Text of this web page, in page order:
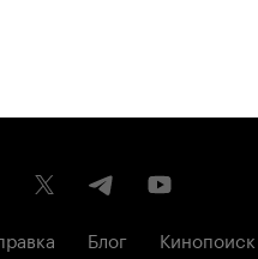
Блог